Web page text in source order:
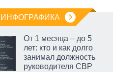
ИНФОГРАФИКА
От 1 месяца – до 5
лет: кто и как долго
занимал должность
руководителя СВР